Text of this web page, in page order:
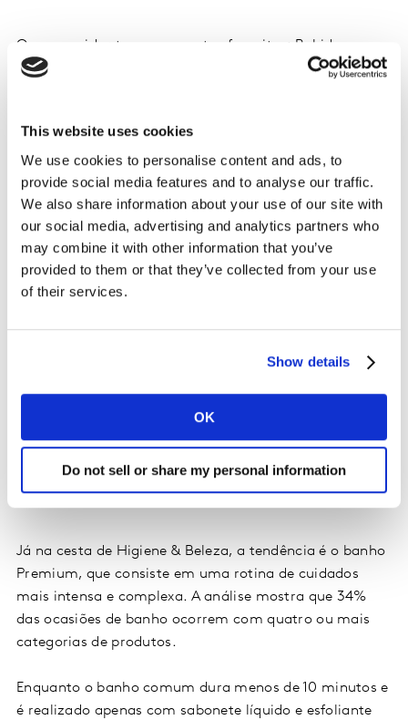
This website uses cookies
We use cookies to personalise content and ads, to
provide social media features and to analyse our traffic.
We also share information about your use of our site with
our social media, advertising and analytics partners who
may combine it with other information that you’ve
provided to them or that they’ve collected from your use
of their services.
Show details
OK
Do not sell or share my personal information
O consumidor tem suas cestas favoritas: Bebidas e
Higiene & Beleza. Na primeira aumentou a quantidade
categorias que já comprava.
Marcas premium de bebidas
No caso das bebidas, é possível notar diferenças nas
formas de consumo de acordo com cada tipo de
público. As pessoas das classes A e B, por exemplo,
priorizam os itens em momentos mais
sabor.
bebidas, impulsionando, principalmente, o aumento de
ocasiões de consumo de Suco Pronto (100% Suco ou
Néctar). A preocupação com a saúde é a principal
razão para a compra desses produtos.
Investindo no autocuidado Premium
Já na cesta de Higiene & Beleza, a tendência é o banho
Premium, que consiste em uma rotina de cuidados
mais intensa e complexa. A análise mostra que 34%
das ocasiões de banho ocorrem com quatro ou mais
categorias de produtos.
Enquanto o banho comum dura menos de 10 minutos e
é realizado apenas com sabonete líquido e esfoliante